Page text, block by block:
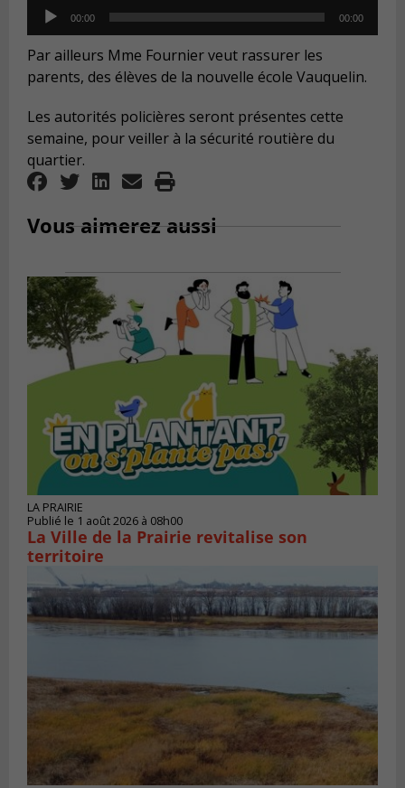
Audio
Player
00:00 00:00
Par ailleurs Mme Fournier veut rassurer les
parents, des élèves de la nouvelle école Vauquelin.
Les autorités policières seront présentes cette
semaine, pour veiller à la sécurité routière du
quartier.
Vous aimerez aussi
LA PRAIRIE
Publié le 1 août 2026 à 08h00
La Ville de la Prairie revitalise son
territoire